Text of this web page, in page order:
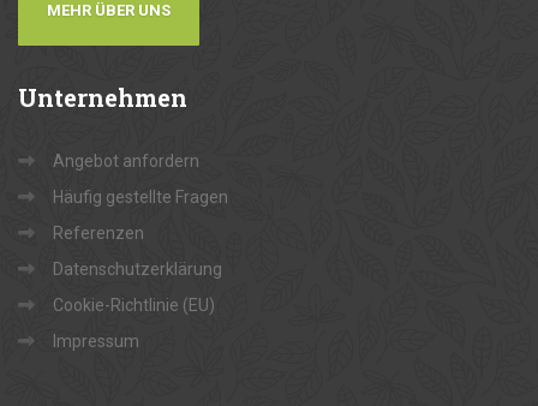
MEHR ÜBER UNS
Unternehmen
Angebot anfordern
Häufig gestellte Fragen
Referenzen
Datenschutzerklärung
Cookie-Richtlinie (EU)
Impressum